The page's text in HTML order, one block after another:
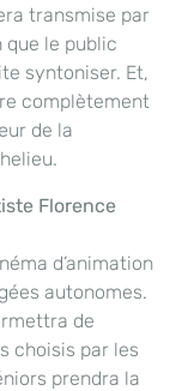
transmise par
que le public
syntoniser. Et,
complètement
de la
Florence
d’animation
autonomes.
de
choisis par les
prendra la